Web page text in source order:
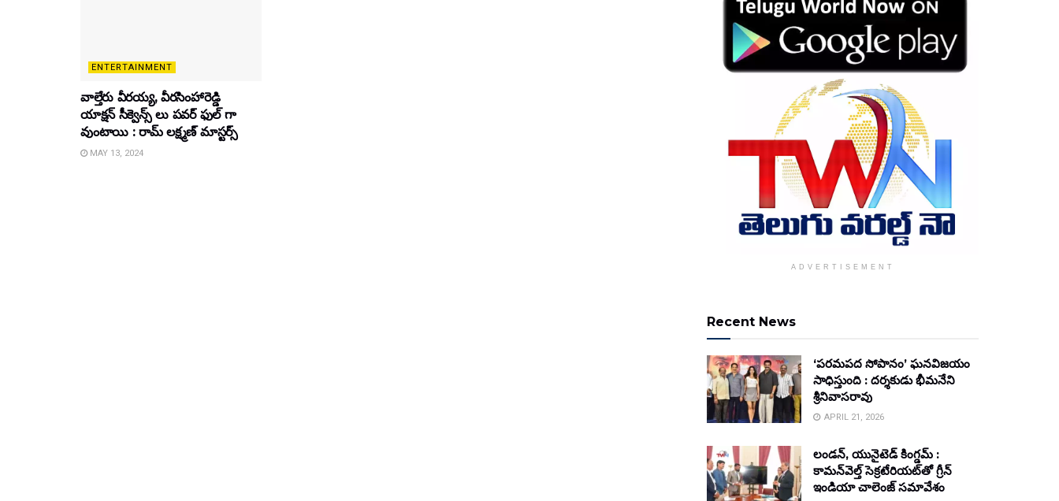
ENTERTAINMENT
వాల్తేరు వీరయ్య, వీరసింహారెడ్డి
యాక్షన్ సీక్వెన్స్ లు పవర్ ఫుల్ గా
వుంటాయి : రామ్ లక్ష్మణ్ మాస్టర్స్
MAY 13, 2024
ADVERTISEMENT
Recent News
‘పరమపద సోపానం’ ఘనవిజయం
సాధిస్తుంది : దర్శకుడు భీమనేని
శ్రీనివాసరావు
APRIL 21, 2026
లండన్, యునైటెడ్ కింగ్డమ్ :
కామన్‌వెల్త్ సెక్రటేరియట్‌తో గ్రీన్
ఇండియా చాలెంజ్ సమావేశం